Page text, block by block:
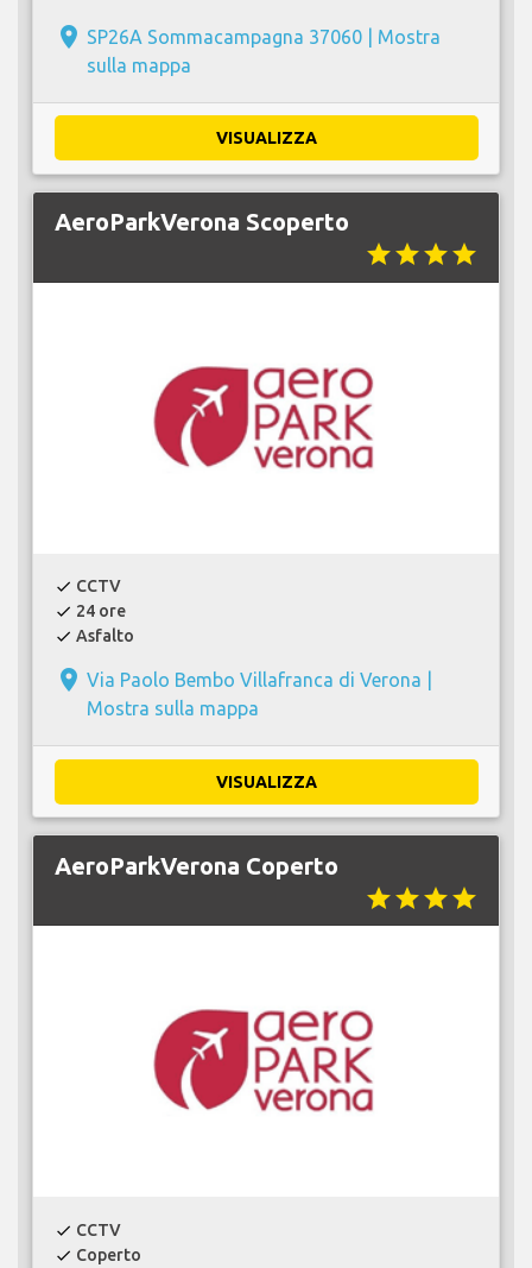
place SP26A Sommacampagna 37060 | Mostra
sulla mappa
VISUALIZZA
AeroParkVerona Scoperto
starstarstarstar
check CCTV
check 24 ore
check Asfalto
place Via Paolo Bembo Villafranca di Verona |
Mostra sulla mappa
VISUALIZZA
AeroParkVerona Coperto
starstarstarstar
check CCTV
check Coperto